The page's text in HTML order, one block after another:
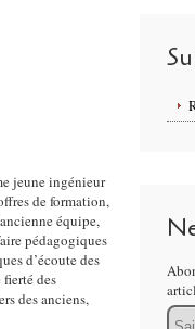
jeune ingénieur
de formation,
équipe,
pédagogiques
d’écoute des
des
des anciens,